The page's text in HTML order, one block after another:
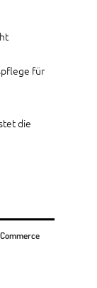
für
die